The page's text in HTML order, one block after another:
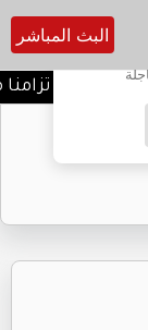
البث المباشر
شاملة تزامنا
فرص عمل